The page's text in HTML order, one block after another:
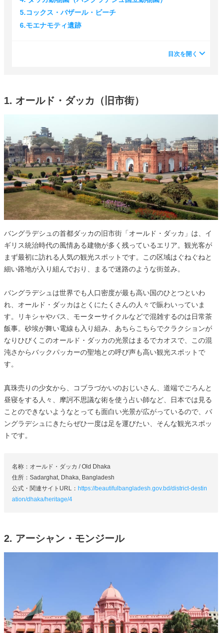
5.コックス・バザール・ビーチ
6.モエナモティ遺跡
目次を開く
1. オールド・ダッカ（旧市街）
バングラデシュの首都ダッカの旧市街「オールド・ダッカ」は、イ
ギリス統治時代の風情ある建物が多く残っているエリア。観光客が
まず最初に訪れる人気の観光スポットです。この区域はぐねぐねと
細い路地が入り組んでおり、まるで迷路のような街並み。
バングラデシュは世界でも人口密度が最も高い国のひとつといわ
れ、オールド・ダッカはとくにたくさんの人々で賑わいっていま
す。リキシャやバス、モーターサイクルなどで混雑するのは日常茶
飯事。砂埃が舞い電線も入り組み、あちらこちらでクラクションが
なりひびくこのオールド・ダッカの光景はまるでカオスで、この混
沌さからバックパッカーの聖地との呼び声も高い観光スポットで
す。
真珠売りの少女から、コブラづかいのおじいさん、道端でごろんと
昼寝をする人々、摩訶不思議な術を使う占い師など、日本では見る
ことのできないようなとっても面白い光景が広がっているので、バ
ングラデシュにきたらぜひ一度は足を運びたい、そんな観光スポッ
トです。
名称：オールド・ダッカ / Old Dhaka
住所：Sadarghat, Dhaka, Bangladesh
公式・関連サイトURL： https://beautifulbangladesh.gov.bd/district-destin
ation/dhaka/heritage/4
2. アーシャン・モンジール